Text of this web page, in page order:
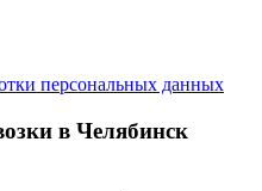
персональных данных
в Челябинск